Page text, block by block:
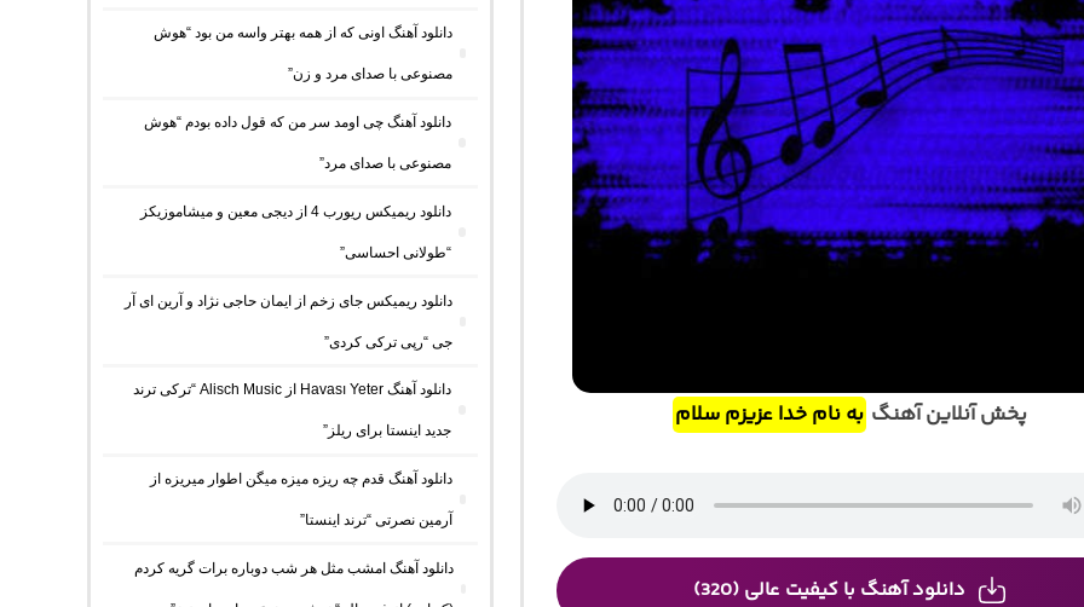
پخش آنلاین آهنگ به نام خدا عزیزم سلام
دانلود آهنگ با کیفیت عالی (320)
دانلود آهنگ اونی که از همه بهتر واسه من بود “هوش
مصنوعی با صدای مرد و زن”
دانلود آهنگ چی اومد سر من که قول داده بودم “هوش
مصنوعی با صدای مرد”
دانلود ریمیکس ریورب 4 از دیجی معین و میشاموزیکز
“طولانی احساسی”
دانلود ریمیکس جای زخم از ایمان حاجی نژاد و آرین ای آر
جی “رپی ترکی کردی”
دانلود آهنگ Havası Yeter از Alisch Music “ترکی ترند
جدید اینستا برای ریلز”
دانلود آهنگ ﻗﺪم ﭼﻪ رﻳﺰه ﻣﻴﺰه ﻣﻴﮕﻦ اﻃﻮار ﻣﻴﺮﻳﺰه از
آرمین نصرتی “ترند اینستا”
دانلود آهنگ امشب مثل هر شب دوباره برات گریه کردم